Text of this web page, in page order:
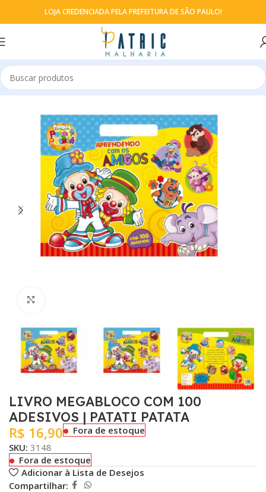
LOJA CREDENCIADA PELA PREFEITURA DE SÃO PAULO!
Início Bobbie Goods
LIVRO MEGABLOCO COM 100
ADESIVOS | PATATI PATATA
R$ 16,90
Fora de estoque
SKU: 3148
Fora de estoque
Adicionar à Lista de Desejos
Compartilhar: